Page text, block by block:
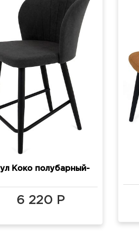
Коко полубарный-
мини (h500)
6 220 Р